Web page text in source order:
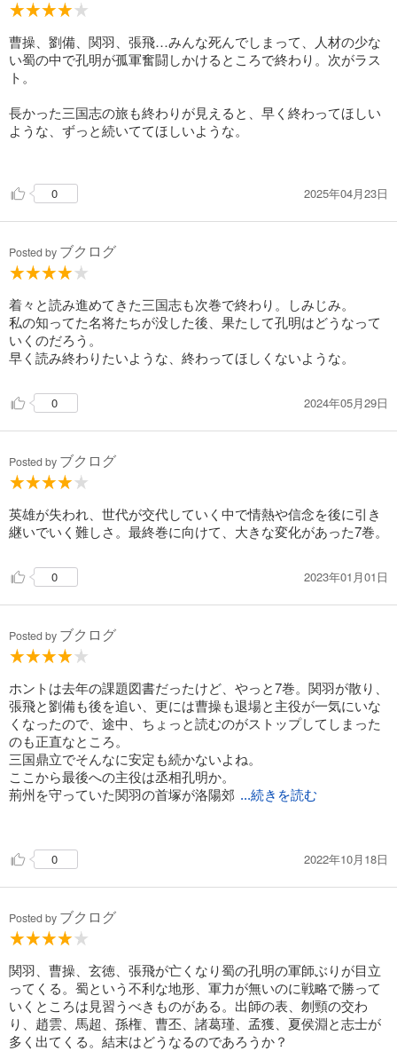
曹操、劉備、関羽、張飛…みんな死んでしまって、人材の少な
い蜀の中で孔明が孤軍奮闘しかけるところで終わり。次がラス
ト。
長かった三国志の旅も終わりが見えると、早く終わってほしい
ような、ずっと続いててほしいような。
0 2025年04月23日
Posted by ブクログ
着々と読み進めてきた三国志も次巻で終わり。しみじみ。
私の知ってた名将たちが没した後、果たして孔明はどうなって
いくのだろう。
早く読み終わりたいような、終わってほしくないような。
0 2024年05月29日
Posted by ブクログ
英雄が失われ、世代が交代していく中で情熱や信念を後に引き
継いでいく難しさ。最終巻に向けて、大きな変化があった7巻。
0 2023年01月01日
Posted by ブクログ
ホントは去年の課題図書だったけど、やっと7巻。関羽が散り、
張飛と劉備も後を追い、更には曹操も退場と主役が一気にいな
くなったので、途中、ちょっと読むのがストップしてしまった
のも正直なところ。
三国鼎立でそんなに安定も続かないよね。
ここから最後への主役は丞相孔明か。
荊州を守っていた関羽の首塚が洛陽郊 ...続きを読む
さて、続きはいよいよ第8巻。次は成都近辺にも聖地巡礼に行こ
うと思っているので、さっさと読み終えるようにします。
0 2022年10月18日
Posted by ブクログ
関羽、曹操、玄徳、張飛が亡くなり蜀の孔明の軍師ぶりが目立
ってくる。蜀という不利な地形、軍力が無いのに戦略で勝って
いくところは見習うべきものがある。出師の表、刎頸の交わ
り、趙雲、馬超、孫権、曹丕、諸葛瑾、孟獲、夏侯淵と志士が
多く出てくる。結末はどうなるのであろうか？